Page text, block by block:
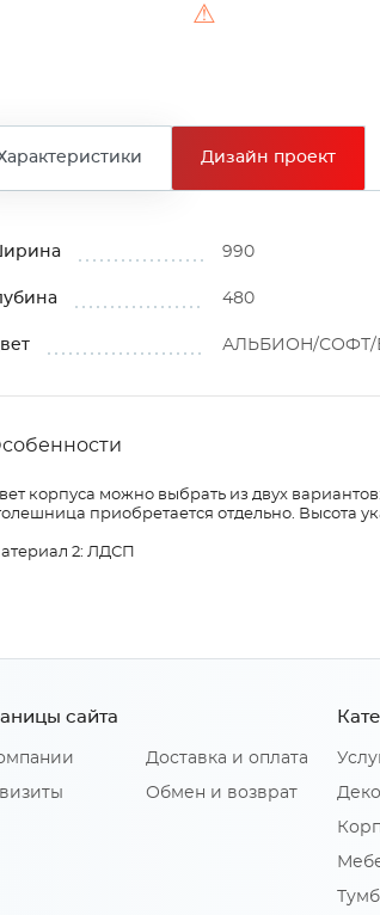
⚠
Дизайн проект
990
480
АЛЬБИОН/СОФТ/
корпуса можно выбрать из двух
приобретается отдельно. Высота
2: ЛДСП
сайта
Доставка и оплата
Обмен и возврат